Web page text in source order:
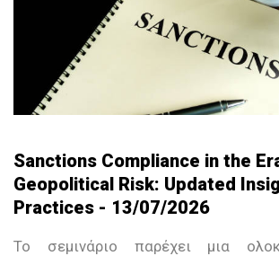
Sanctions Compliance in the
Geopolitical Risk: Updated
Practices - 13/07/2026
Το σεμινάριο παρέχει μια